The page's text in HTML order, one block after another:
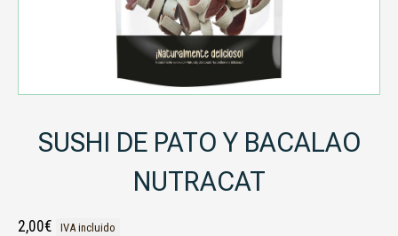
SUSHI DE PATO Y BACALAO
NUTRACAT
2,00€ IVA incluido